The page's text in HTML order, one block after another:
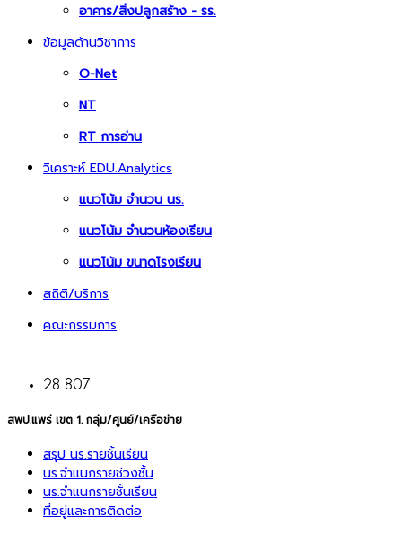
อาคาร/สิ่งปลูกสร้าง - รร.
ข้อมูลด้านวิชาการ
O-Net
NT
RT การอ่าน
วิเคราะห์ EDU.Analytics
แนวโน้ม จำนวน นร.
แนวโน้ม จำนวนห้องเรียน
แนวโน้ม ขนาดโรงเรียน
สถิติ/บริการ
คณะกรรมการ
28.807
สพป.แพร่ เขต 1. กลุ่ม/ศูนย์/เครือข่าย
สรุป นร.รายชั้นเรียน
นร.จำแนกรายช่วงชั้น
นร.จำแนกรายชั้นเรียน
ที่อยู่และการติดต่อ